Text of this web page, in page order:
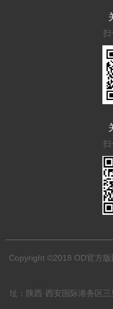
扫
扫
Copyright ©2018 OD官方
址：陕西·西安国际港务区